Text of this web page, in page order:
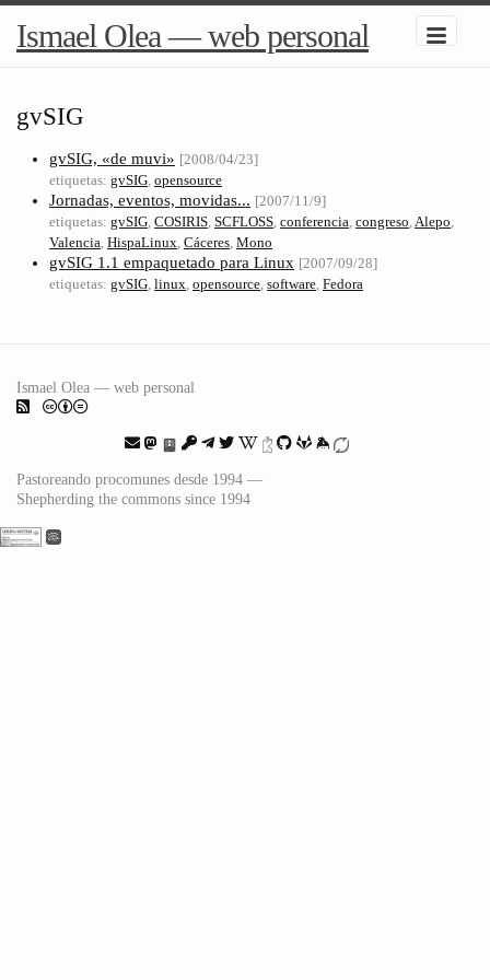
Ismael Olea — web personal
gvSIG
gvSIG, «de muvi» [2008/04/23]
etiquetas: gvSIG, opensource
Jornadas, eventos, movidas... [2007/11/9]
etiquetas: gvSIG, COSIRIS, SCFLOSS, conferencia, congreso,Alepo,
Valencia, HispaLinux, Cáceres, Mono
gvSIG 1.1 empaquetado para Linux [2007/09/28]
etiquetas: gvSIG, linux, opensource, software, Fedora
Ismael Olea — web personal
Pastoreando procomunes desde 1994 —
Shepherding the commons since 1994